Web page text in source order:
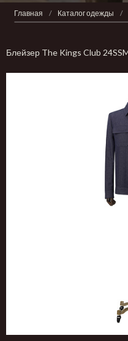
Главная / Каталог одежды /
Блейзер The Kings Club